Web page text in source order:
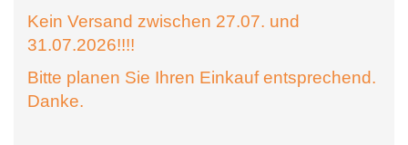
Kein Versand zwischen 27.07. und
31.07.2026!!!!
Bitte planen Sie Ihren Einkauf entsprechend.
Danke.